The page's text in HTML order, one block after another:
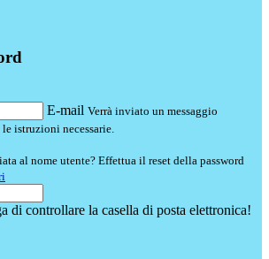
E-mail Verrà inviato un messaggio
istruzioni necessarie.
al nome utente? Effettua il reset della password
di controllare la casella di posta elettronica!